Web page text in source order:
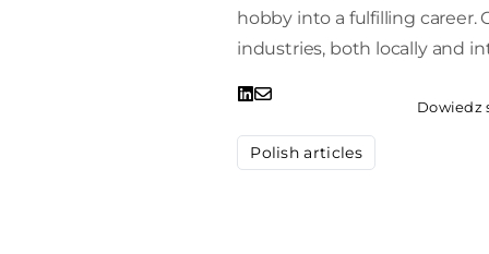
hobby into a fulfilling career.
industries, both locally and
Dowiedz
Polish articles